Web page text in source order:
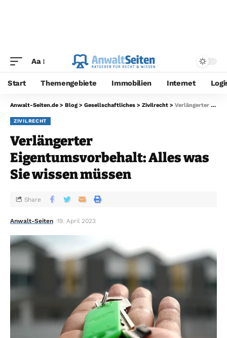
Aa
Start Themengebiete Immobilien Internet
Anwalt-Seiten.de > Blog > Gesellschaftliches > Zivilrecht > Verlängerter Eigentumsvorbehalt: Alles was Sie wissen müssen
ZIVILRECHT
Verlängerter
Eigentumsvorbehalt: Alles was
Sie wissen müssen
Anwalt-Seiten 19. April 2023
Share